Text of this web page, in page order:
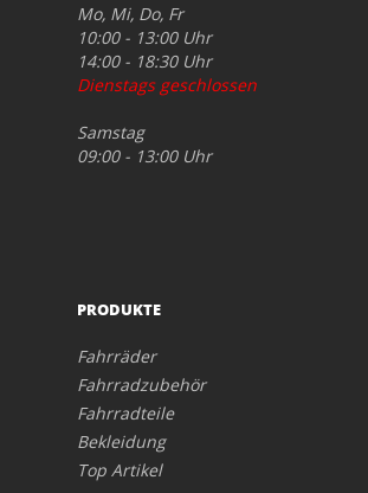
Mo, Mi, Do, Fr
10:00 - 13:00 Uhr
14:00 - 18:30 Uhr
Dienstags geschlossen
Samstag
09:00 - 13:00 Uhr
PRODUKTE
Fahrräder
Fahrradzubehör
Fahrradteile
Bekleidung
Top Artikel